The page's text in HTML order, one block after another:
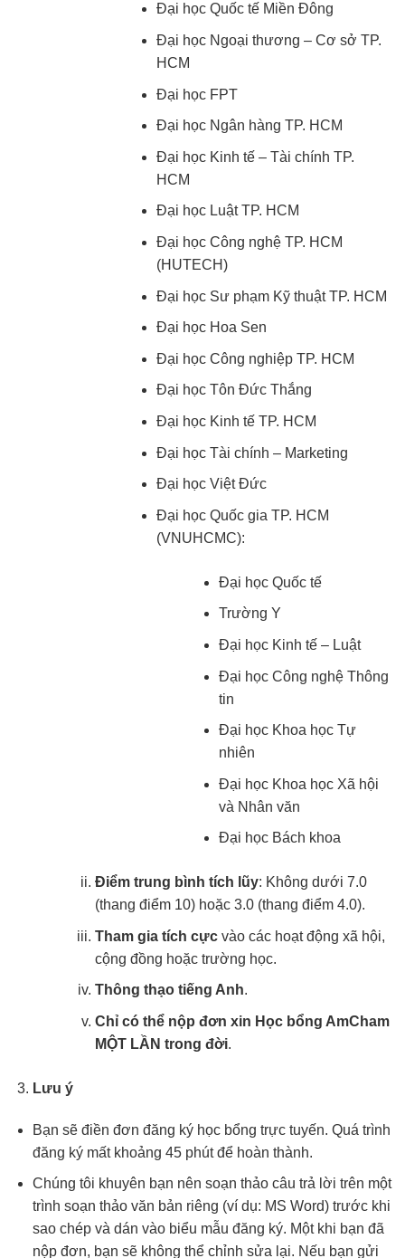
Đại học Quốc tế Miền Đông
Đại học Ngoại thương – Cơ sở TP.
HCM
Đại học FPT
Đại học Ngân hàng TP. HCM
Đại học Kinh tế – Tài chính TP.
HCM
Đại học Luật TP. HCM
Đại học Công nghệ TP. HCM
(HUTECH)
Đại học Sư phạm Kỹ thuật TP. HCM
Đại học Hoa Sen
Đại học Công nghiệp TP. HCM
Đại học Tôn Đức Thắng
Đại học Kinh tế TP. HCM
Đại học Tài chính – Marketing
Đại học Việt Đức
Đại học Quốc gia TP. HCM
(VNUHCMC):
Đại học Quốc tế
Trường Y
Đại học Kinh tế – Luật
Đại học Công nghệ Thông
tin
Đại học Khoa học Tự
nhiên
Đại học Khoa học Xã hội
và Nhân văn
Đại học Bách khoa
Điểm trung bình tích lũy: Không dưới 7.0
(thang điểm 10) hoặc 3.0 (thang điểm 4.0).
Tham gia tích cựcvào các hoạt động xã hội,
cộng đồng hoặc trường học.
Thông thạo tiếng Anh.
Chỉ có thể nộp đơn xin Học bổng AmCham
MỘT LẦN trong đời.
Lưu ý
Bạn sẽ điền đơn đăng ký học bổng trực tuyến. Quá trình
đăng ký mất khoảng 45 phút để hoàn thành.
Chúng tôi khuyên bạn nên soạn thảo câu trả lời trên một
trình soạn thảo văn bản riêng (ví dụ: MS Word) trước khi
sao chép và dán vào biểu mẫu đăng ký. Một khi bạn đã
nộp đơn, bạn sẽ không thể chỉnh sửa lại. Nếu bạn gửi